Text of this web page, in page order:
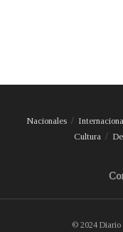
Nacionales
Cultura
© 2024 Diario